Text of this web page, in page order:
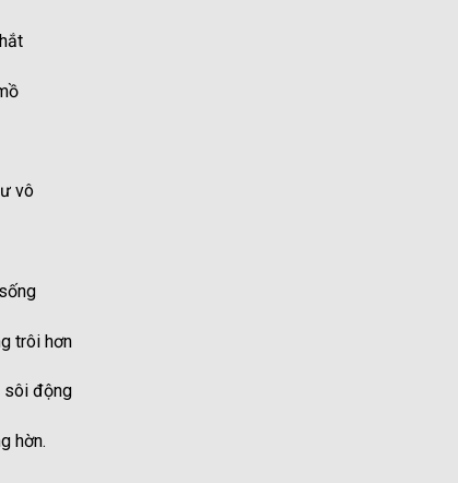
vô
trôi hơn
sôi động
hờn.